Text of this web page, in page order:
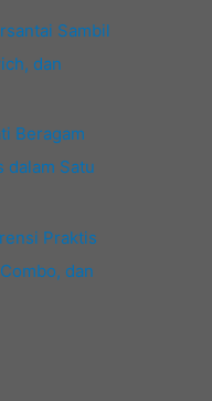
Sambil
dan
Beragam
dalam Satu
Praktis
dan